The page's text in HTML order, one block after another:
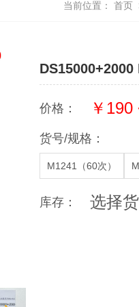
当前位置： 首页
价格： ￥
货号/规格：
M1241（60次）
库存： 选择